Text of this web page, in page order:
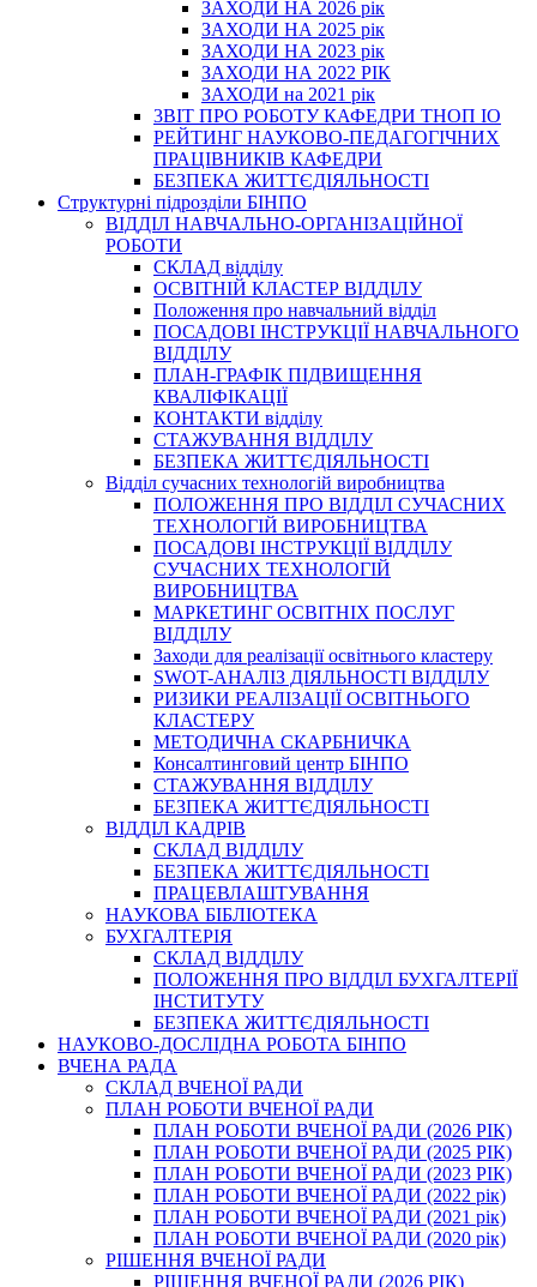
ЗАХОДИ НА 2026 рік
ЗАХОДИ НА 2025 рік
ЗАХОДИ НА 2023 рік
ЗАХОДИ НА 2022 РІК
ЗАХОДИ на 2021 рік
3BIT ПРО РОБОТУ КАФЕДРИ ТНОП ІО
РЕЙТИНГ НАУКОВО-ПЕДАГОГІЧНИХ
ПРАЦІВНИКІВ КАФЕДРИ
БЕЗПЕКА ЖИТТЄДІЯЛЬНОСТІ
Структурні підрозділи БІНПО
ВІДДІЛ НАВЧАЛЬНО-ОРГАНІЗАЦІЙНОЇ
РОБОТИ
СКЛАД відділу
ОСВІТНІЙ КЛАСТЕР ВІДДІЛУ
Положення про навчальний вiддiл
ПОСАДОВІ ІНСТРУКЦІЇ НАВЧАЛЬНОГО
ВІДДІЛУ
ПЛАН-ГРАФІК ПІДВИЩЕННЯ
КВАЛІФІКАЦІЇ
КОНТАКТИ відділу
СТАЖУВАННЯ ВІДДІЛУ
БЕЗПЕКА ЖИТТЄДІЯЛЬНОСТІ
Відділ сучасних технологій виробництва
ПОЛОЖЕННЯ ПРО ВІДДІЛ СУЧАСНИХ
ТЕХНОЛОГІЙ ВИРОБНИЦТВА
ПОСАДОВІ ІНСТРУКЦІЇ ВІДДІЛУ
СУЧАСНИХ ТЕХНОЛОГІЙ
ВИРОБНИЦТВА
МАРКЕТИНГ ОСВІТНІХ ПОСЛУГ
ВІДДІЛУ
Заходи для реалізації освітнього кластеру
SWOT-АНАЛІЗ ДІЯЛЬНОСТІ ВІДДІЛУ
РИЗИКИ РЕАЛІЗАЦІЇ ОСВІТНЬОГО
КЛАСТЕРУ
МЕТОДИЧНА СКАРБНИЧКА
Консалтинговий центр БІНПО
СТАЖУВАННЯ ВІДДІЛУ
БЕЗПЕКА ЖИТТЄДІЯЛЬНОСТІ
ВІДДІЛ КАДРІВ
СКЛАД ВІДДІЛУ
БЕЗПЕКА ЖИТТЄДІЯЛЬНОСТІ
ПРАЦЕВЛАШТУВАННЯ
НАУКОВА БІБЛІОТЕКА
БУХГАЛТЕРІЯ
СКЛАД ВІДДІЛУ
ПОЛОЖЕННЯ ПРО ВІДДІЛ БУХГАЛТЕРІЇ
ІНСТИТУТУ
БЕЗПЕКА ЖИТТЄДІЯЛЬНОСТІ
НАУКОВО-ДОСЛІДНА РОБОТА БІНПО
ВЧЕНА РАДА
СКЛАД ВЧЕНОЇ РАДИ
ПЛАН РОБОТИ ВЧЕНОЇ РАДИ
ПЛАН РОБОТИ ВЧЕНОЇ РАДИ (2026 РІК)
ПЛАН РОБОТИ ВЧЕНОЇ РАДИ (2025 РІК)
ПЛАН РОБОТИ ВЧЕНОЇ РАДИ (2023 РІК)
ПЛАН РОБОТИ ВЧЕНОЇ РАДИ (2022 рік)
ПЛАН РОБОТИ ВЧЕНОЇ РАДИ (2021 рік)
ПЛАН РОБОТИ ВЧЕНОЇ РАДИ (2020 рік)
РІШЕННЯ ВЧЕНОЇ РАДИ
РІШЕННЯ ВЧЕНОЇ РАДИ (2026 РІК)